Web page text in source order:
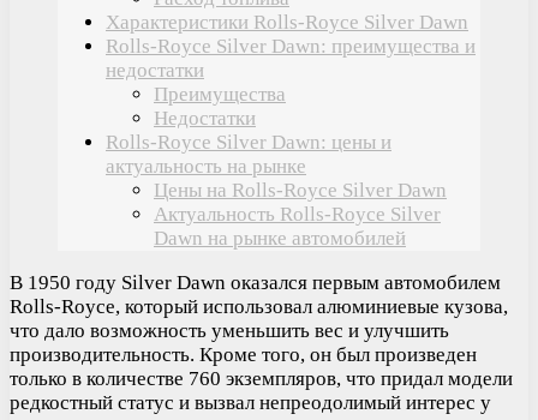
Характеристики Rolls-Royce Silver Dawn
Rolls-Royce Silver Dawn: преимущества и
недостатки
Преимущества
Недостатки
Rolls-Royce Silver Dawn: цены и
актуальность на рынке
Цены на Rolls-Royce Silver Dawn
Актуальность Rolls-Royce Silver
Dawn на рынке автомобилей
В 1950 году Silver Dawn оказался первым автомобилем
Rolls-Royce, который использовал алюминиевые кузова,
что дало возможность уменьшить вес и улучшить
производительность. Кроме того, он был произведен
только в количестве 760 экземпляров, что придал модели
редкостный статус и вызвал непреодолимый интерес у